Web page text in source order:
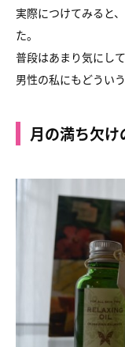
実際につけてみると
た。
普段はあまり気にし
男性の私にもどうい
月の満ち欠け